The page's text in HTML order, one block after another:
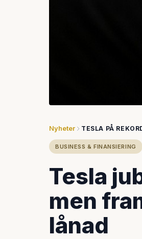
Nyheter TESLA PÅ
BUSINESS & FINANSIERING
Tesla
men
lånad